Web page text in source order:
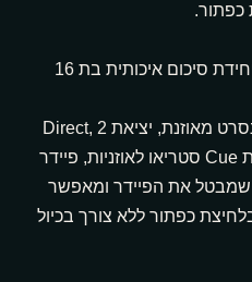
כפתור.
בצד השני The Box 2 מכילה יחידת סיכום איכותית בת 16
כל ערוץ סיכום מכיל כניסת אינסרט מאוזנת, יציאת Direct, 2
שליחות Aux לאפקטים ושליחת Cue סטריאו לאוזניות, פיידר
איכותי באורך מלא, מתג 0dB שמבטל את הפיידר ומאפשר
כפתור ללא צורך בכיול
ציוד
THE BOX II